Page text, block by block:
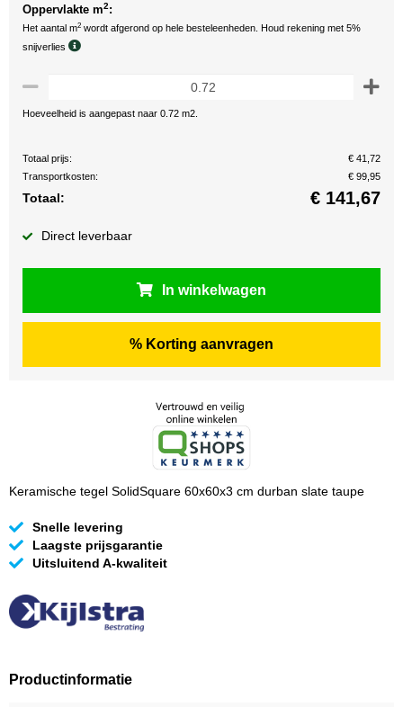
Oppervlakte m2:
Het aantal m2 wordt afgerond op hele besteleenheden. Houd rekening met 5%
snijverlies
Hoeveelheid is aangepast naar 0.72 m2.
Totaal prijs:
€ 41,72
Transportkosten:
€ 99,95
Totaal: € 141,67
Direct leverbaar
In winkelwagen
% Korting aanvragen
Keramische tegel SolidSquare 60x60x3 cm durban slate taupe
Snelle levering
Laagste prijsgarantie
Uitsluitend A-kwaliteit
Productinformatie